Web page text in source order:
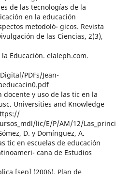
de las tecnologías de la
en la educación
metodoló- gicos. Revista
de las Ciencias, 2(3),
la Educación. elaleph.com.
PDFs/Jean-
docente y uso de las tic en la
Universities and Knowledge
lic/E/P/AM/12/
D. y Domínguez, A.
tic en escuelas de educación
cana de Estudios
[sep] (2006). Plan de